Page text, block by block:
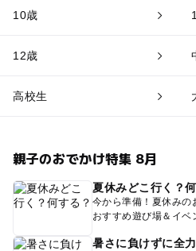
10歳
12歳
高校生
親子のおでかけ特集 8月
夏休みどこ行く？
今から準備！夏休みの
おすすめ遊び場＆イベ
暑さに負けずに全